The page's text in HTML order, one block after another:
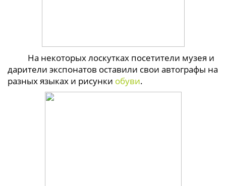
На некоторых лоскутках посетители музея и
дарители экспонатов оставили свои автографы на
разных языках и рисунки обуви.